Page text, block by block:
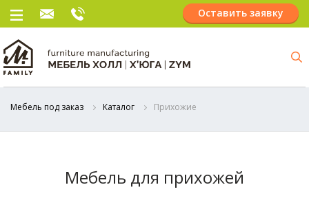
Оставить заявку
Мебель под заказ Каталог Прихожие
Мебель для прихожей